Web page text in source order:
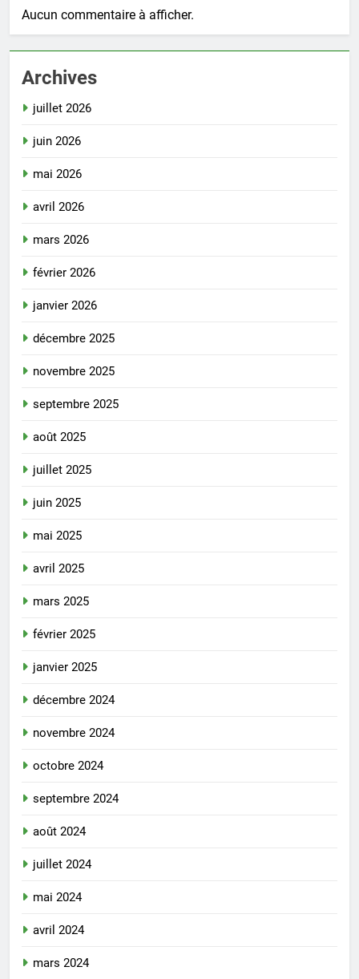
Aucun commentaire à afficher.
Archives
juillet 2026
juin 2026
mai 2026
avril 2026
mars 2026
février 2026
janvier 2026
décembre 2025
novembre 2025
septembre 2025
août 2025
juillet 2025
juin 2025
mai 2025
avril 2025
mars 2025
février 2025
janvier 2025
décembre 2024
novembre 2024
octobre 2024
septembre 2024
août 2024
juillet 2024
mai 2024
avril 2024
mars 2024